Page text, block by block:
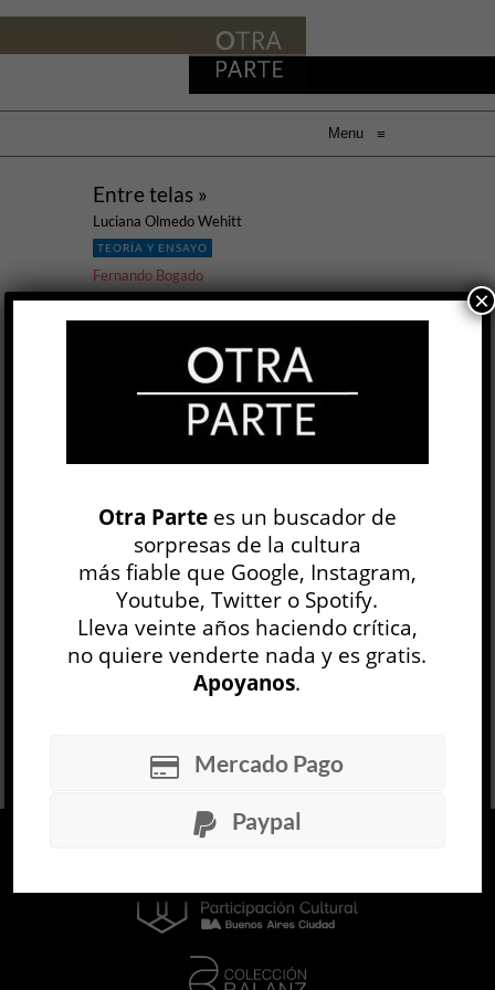
Menu ≡
Entre telas »
Luciana Olmedo Wehitt
TEORÍA Y ENSAYO
Fernando Bogado
8 MAY, 2025
no es una novedad. Progresivamente, su idea
del cuento fantástico fue ocupando la primera
plana de los espacios de difusión cultural y de la
crítica académica (mundos que, antes, parecían
ser parte del mismo ejercicio), principalmente
Sánchez, Adriana Mancini y Judith Podlubne. Un
hito reciente de ...
LEER MÁS
Otra Partees un buscador de
sorpresas de la cultura
más fiable que Google, Instagram,
Youtube, Twitter o Spotify.
Lleva veinte años haciendo crítica,
no quiere venderte nada y es gratis.
Apoyanos.
Mercado Pago
Paypal
×